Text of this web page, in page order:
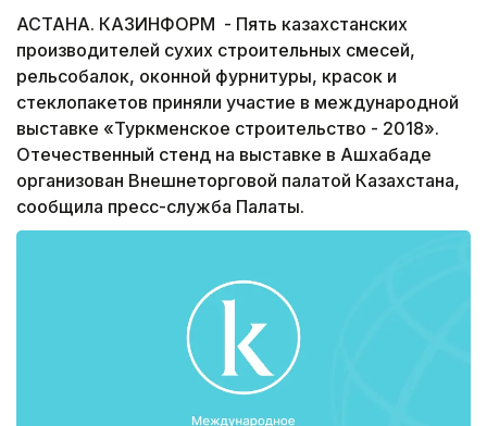
АСТАНА. КАЗИНФОРМ - Пять казахстанских
производителей сухих строительных смесей,
рельсобалок, оконной фурнитуры, красок и
стеклопакетов приняли участие в международной
выставке «Туркменское строительство - 2018».
Отечественный стенд на выставке в Ашхабаде
организован Внешнеторговой палатой Казахстана,
сообщила пресс-служба Палаты.